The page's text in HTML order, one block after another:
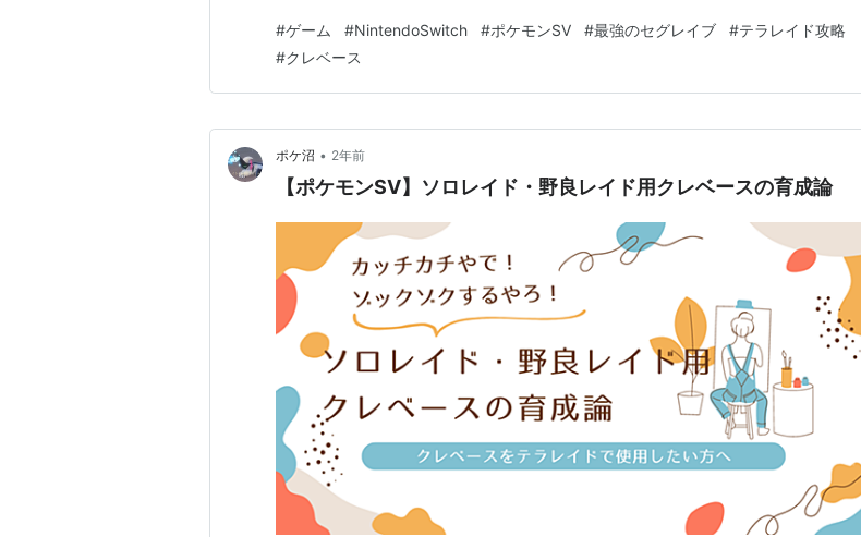
#ゲーム #NintendoSwitch #ポケモンSV #最強のセグレイブ #テラレイド攻略
#クレベース
ポケ沼 • 2年前
【ポケモンSV】ソロレイド・野良レイド用クレベースの育成論